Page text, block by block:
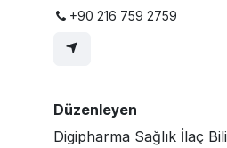
+90 216 759 2759
Düzenleyen
Digipharma Sağlık İlaç